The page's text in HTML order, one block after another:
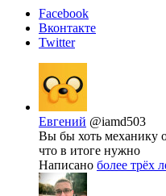
Facebook
Вконтакте
Twitter
Евгений @iamd503
Вы бы хоть механику
что в итоге нужно
Написано более трёх